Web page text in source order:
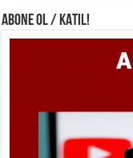
ABONE OL / KATIL!